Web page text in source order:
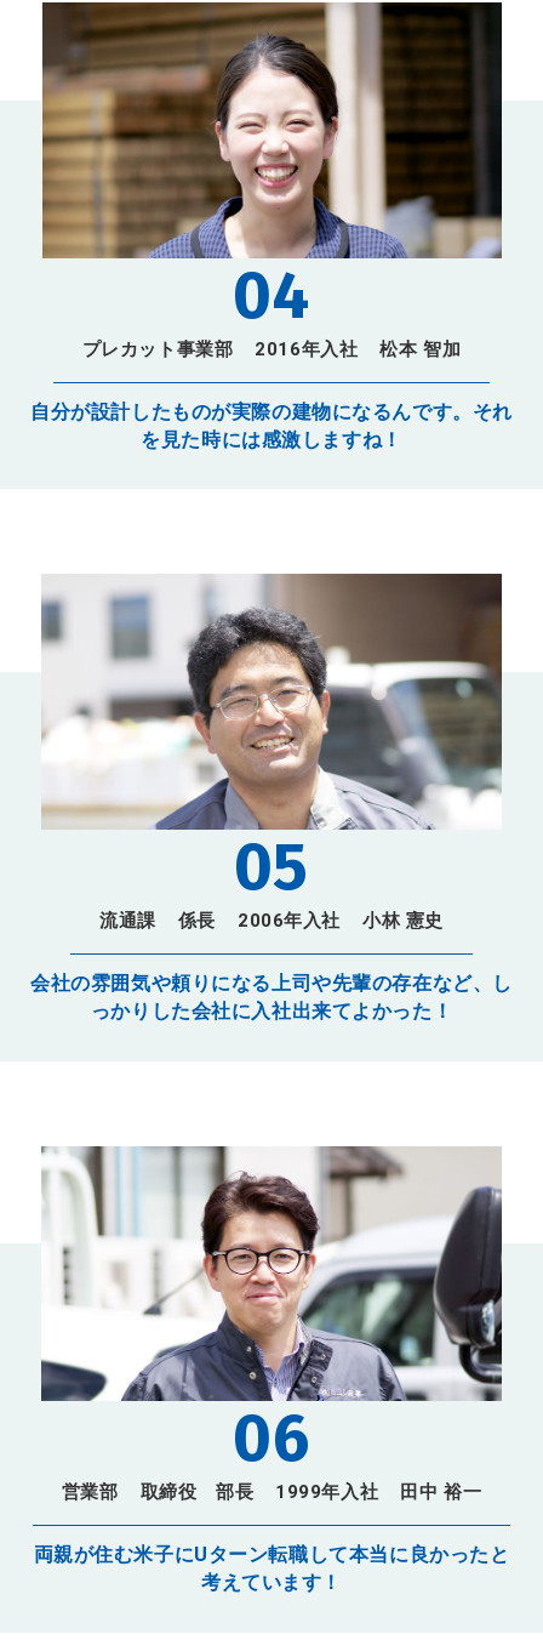
04
プレカット事業部 2016年入社 松本 智加
自分が設計したものが実際の建物になるんです。それ
を見た時には感激しますね！
05
流通課 係長 2006年入社 小林 憲史
会社の雰囲気や頼りになる上司や先輩の存在など、し
っかりした会社に入社出来てよかった！
06
営業部 取締役 部長 1999年入社 田中 裕一
両親が住む米子にUターン転職して本当に良かったと
考えています！